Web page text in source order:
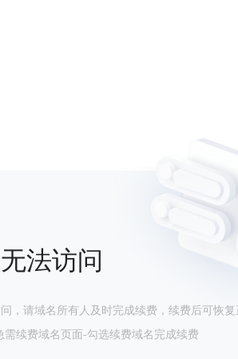
法访问
，请域名所有人及时完成续费，续费后可恢复
续费域名页面-勾选续费域名完成续费